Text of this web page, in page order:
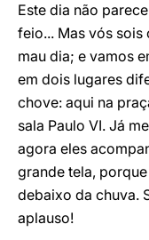
Este dia não
feio... Mas vós
mau dia; e vamos
em dois lugares
chove: aqui na
sala Paulo VI. Já
agora eles
grande tela,
debaixo da chuva.
aplauso!